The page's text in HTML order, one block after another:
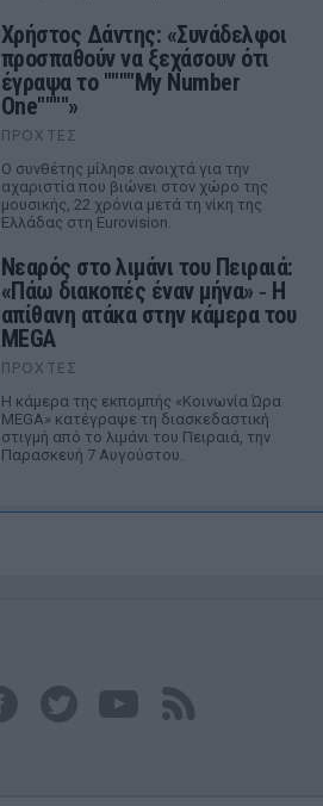
Χρήστος Δάντης: «Συνάδελφοι
προσπαθούν να ξεχάσουν ότι
έγραψα το """"My Number
One""""»
ΠΡΟΧΤΈΣ
Ο συνθέτης μίλησε ανοιχτά για την
αχαριστία που βιώνει στον χώρο της
μουσικής, 22 χρόνια μετά τη νίκη της
Ελλάδας στη Eurovision.
Νεαρός στο λιμάνι του Πειραιά:
«Πάω διακοπές έναν μήνα» ‑ Η
απίθανη ατάκα στην κάμερα του
MEGA
ΠΡΟΧΤΈΣ
Η κάμερα της εκπομπής «Κοινωνία Ώρα
MEGA» κατέγραψε τη διασκεδαστική
στιγμή από το λιμάνι του Πειραιά, την
Παρασκευή 7 Αυγούστου.